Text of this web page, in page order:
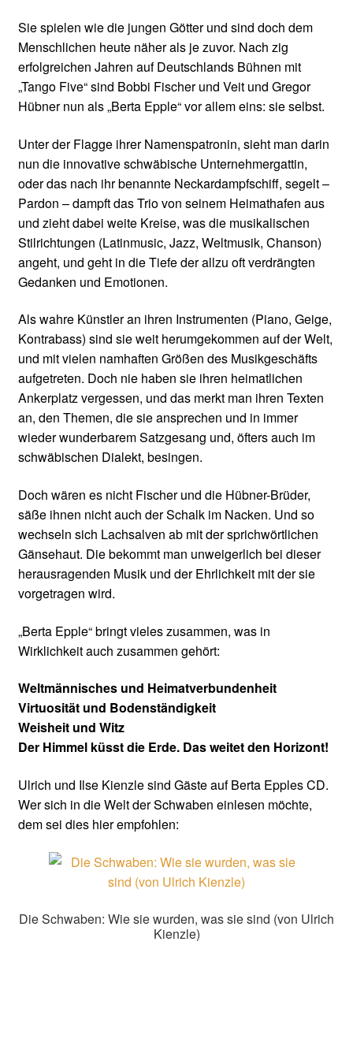
Sie spielen wie die jungen Götter und sind doch dem
Menschlichen heute näher als je zuvor. Nach zig
erfolgreichen Jahren auf Deutschlands Bühnen mit
„Tango Five“ sind Bobbi Fischer und Veit und Gregor
Hübner nun als „Berta Epple“ vor allem eins: sie selbst.
Unter der Flagge ihrer Namenspatronin, sieht man darin
nun die innovative schwäbische Unternehmergattin,
oder das nach ihr benannte Neckardampfschiff, segelt –
Pardon – dampft das Trio von seinem Heimathafen aus
und zieht dabei weite Kreise, was die musikalischen
Stilrichtungen (Latinmusic, Jazz, Weltmusik, Chanson)
angeht, und geht in die Tiefe der allzu oft verdrängten
Gedanken und Emotionen.
Als wahre Künstler an ihren Instrumenten (Piano, Geige,
Kontrabass) sind sie weit herumgekommen auf der Welt,
und mit vielen namhaften Größen des Musikgeschäfts
aufgetreten. Doch nie haben sie ihren heimatlichen
Ankerplatz vergessen, und das merkt man ihren Texten
an, den Themen, die sie ansprechen und in immer
wieder wunderbarem Satzgesang und, öfters auch im
schwäbischen Dialekt, besingen.
Doch wären es nicht Fischer und die Hübner-Brüder,
säße ihnen nicht auch der Schalk im Nacken. Und so
wechseln sich Lachsalven ab mit der sprichwörtlichen
Gänsehaut. Die bekommt man unweigerlich bei dieser
herausragenden Musik und der Ehrlichkeit mit der sie
vorgetragen wird.
„Berta Epple“ bringt vieles zusammen, was in
Wirklichkeit auch zusammen gehört:
Weltmännisches und Heimatverbundenheit
Virtuosität und Bodenständigkeit
Weisheit und Witz
Der Himmel küsst die Erde. Das weitet den Horizont!
Ulrich und Ilse Kienzle sind Gäste auf Berta Epples CD.
Wer sich in die Welt der Schwaben einlesen möchte,
dem sei dies hier empfohlen:
Die Schwaben: Wie sie wurden, was sie sind (von Ulrich
Kienzle)